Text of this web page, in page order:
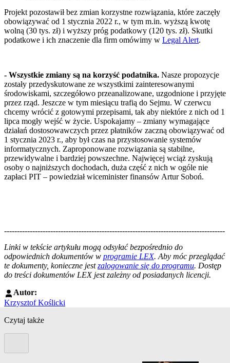
Projekt pozostawił bez zmian korzystne rozwiązania, które zaczęły
obowiązywać od 1 stycznia 2022 r., w tym m.in. wyższą kwotę
wolną (30 tys. zł) i wyższy próg podatkowy (120 tys. zł). Skutki
podatkowe i ich znaczenie dla firm omówimy w Legal Alert.
- Wszystkie zmiany są na korzyść podatnika. Nasze propozycje
zostały przedyskutowane ze wszystkimi zainteresowanymi
środowiskami, szczegółowo przeanalizowane, uzgodnione i przyjęte
przez rząd. Jeszcze w tym miesiącu trafią do Sejmu. W czerwcu
chcemy wrócić z gotowymi przepisami, tak aby niektóre z nich od 1
lipca mogły wejść w życie. Uspokajamy – zmiany wymagające
działań dostosowawczych przez płatników zaczną obowiązywać od
1 stycznia 2023 r., aby był czas na przystosowanie systemów
informatycznych. Zaproponowane rozwiązania są stabilne,
przewidywalne i bardziej powszechne. Najwięcej wciąż zyskują
osoby o najniższych dochodach, duża część z nich w ogóle nie
zapłaci PIT – powiedział wiceminister finansów Artur Soboń.
--------------------------------------------------------------------------------------
Linki w tekście artykułu mogą odsyłać bezpośrednio do
odpowiednich dokumentów w programie LEX. Aby móc przeglądać
te dokumenty, konieczne jestzalogowanie się do programu. Dostęp
do treści dokumentów LEX jest zależny od posiadanych licencji.
Autor:
Krzysztof Koślicki
Czytaj także